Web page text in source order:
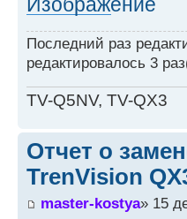
Последний раз
редактировалось 3
TV-Q5NV, TV-QX3
Отчет о
TrenVision
master-kostya» 15